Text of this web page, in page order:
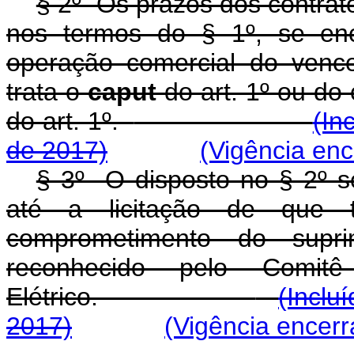
nos termos do § 1º, se
operação comercial do
trata ocaputdo art. 1º ou do
do art. 1º.
de 2017)
(Vigência
§ 3º O disposto no § 2º
até a licitação de que
comprometimento do
reconhecido pelo
Elétrico.
2017)
(Vigência